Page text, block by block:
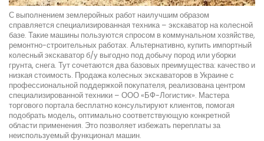
С выполнением землеройных работ наилучшим образом
справляется специализированная техника – экскаватор на колесной
базе. Такие машины пользуются спросом в коммунальном хозяйстве,
ремонтно-строительных работах. Альтернативно, купить импортный
колесный экскаватор б/у выгодно под добычу пород или уборки
грунта, снега. Тут сочетаются два базовых преимущества: качество и
низкая стоимость. Продажа колесных экскаваторов в Украине с
профессиональной поддержкой покупателя, реализована центром
специализированной техники – ООО «БФ-Логистик». Мастера
торгового портала бесплатно консультируют клиентов, помогая
подобрать модель, оптимально соответствующую конкретной
области применения. Это позволяет избежать переплаты за
неиспользуемый функционал машин.